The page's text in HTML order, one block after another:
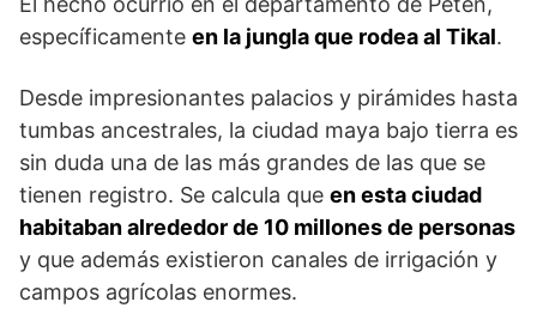
específicamente en la jungla que rodea al Tikal.
Desde impresionantes palacios y pirámides hasta
tumbas ancestrales, la ciudad maya bajo tierra es
sin duda una de las más grandes de las que se
tienen registro. Se calcula que en esta ciudad
habitaban alrededor de 10 millones de personas
y que además existieron canales de irrigación y
campos agrícolas enormes.